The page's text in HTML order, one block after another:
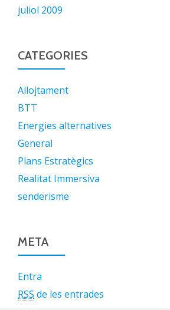
juliol 2009
CATEGORIES
Allojtament
BTT
Energies alternatives
General
Plans Estratègics
Realitat Immersiva
senderisme
META
Entra
RSS de les entrades